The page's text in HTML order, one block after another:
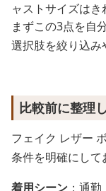
ャストサイズはき
まずこの3点を自
選択肢を絞り込み
比較前に整理
フェイク レザー
条件を明確にして
着用シーン ：通